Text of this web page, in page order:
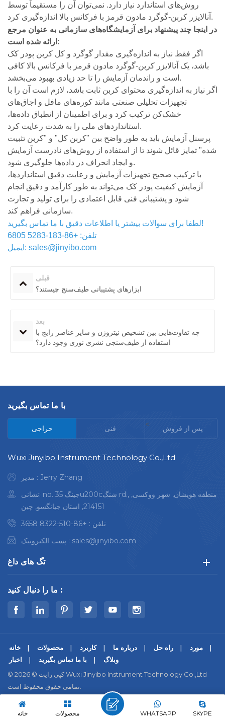
روش‌های استاندارد نیاز دارد. نمی‌توان آن را مستقیماً توسط
آنالایزر کربن-گوگرد مادون قرمز با فرکانس بالا اندازه‌گیری کرد.
در اینجا چند پیشنهاد برای آزمایشگاه‌های سازمانی به عنوان مرجع
ارائه شده است:
اگر فقط نیاز به اندازه‌گیری مقدار گوگرد و کل کربن پودر کک
باشد، یک آنالایزر کربن-گوگرد مادون قرمز با فرکانس بالا کافی
است و راندمان آزمایش را تا حد زیادی بهبود می‌بخشد.
اگر نیاز به اندازه‌گیری محتوای کربن ثابت باشد، لازم است آن را با
تجهیزات تحلیلی صنعتی مانند کوره‌های مافل و اجاق‌های
خشک‌کن ترکیب کرد و برای اطمینان از انطباق داده‌ها،
استانداردهای ملی را به شدت رعایت کرد.
پرسنل آزمایش باید به طور واضح بین "کربن کل" و "کربن تثبیت
شده" تمایز قائل شوند تا از استفاده از روش‌های نادرست آزمایش
و ایجاد انحراف در داده‌ها جلوگیری شود.
با ترکیب صحیح تجهیزات آزمایش و رعایت دقیق استانداردها،
آزمایش کیفیت پودر کک می‌تواند به طور کارآمد و دقیق انجام
شود و پشتیبانی فنی قابل اعتمادی را برای تولید و تجارت
سازمانی فراهم کند.
لطفا برای سوالات بیشتر یا اطلاعات دقیق با ما تماس بگیرید!
تلفن: +86-183-5283 6805
ایمیل: sales@jinyibo.com
قبلی
ابزارهای پشتیبانی طیف‌سنج چیستند؟
بعد
چه تفاوت‌هایی بین تشخیص نیتروژن و سایر عناصر رایج با
استفاده از طیف‌سنجی نشری نوری وجود دارد؟
با ما تماس بگیرید
حراجی فنی < پس از فروش
Wuxi Jinyibo Instrument Technology Co.,Ltd
مدیر : Jerry Zhang
نشانی: no. 35 جینگu200cشنگ rd., منطقه هویشان, شهر ووکسی,
214151, استان جیانگسو, چین
تلفن : +86-510-8322 3658
پست الکترونیک : sales@jinyibo.com
تگ های داغ
ما را دنبال کنید :
خانه محصولات کاربرد درباره ما راه حل
مورد
اخبار
با ما تماس بگیرید
وبلاگ
© کپی رایت © 2026 Wuxi Jinyibo Instrument Technology Co.,Ltd
تمامی حقوق محفوظ است.
| سیاست حفظ حریم خصوصی
IPv6 پشتیبانی از شبکه
苏ICP备18046951号-1 خانه محصولات SKYPE
WHATSAPP